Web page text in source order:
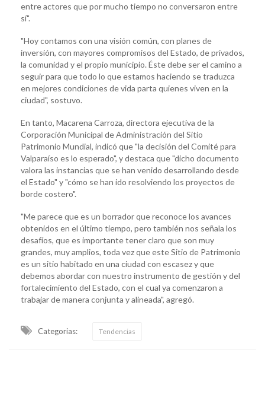
entre actores que por mucho tiempo no conversaron entre
sí".
"Hoy contamos con una visión común, con planes de
inversión, con mayores compromisos del Estado, de privados,
la comunidad y el propio municipio. Éste debe ser el camino a
seguir para que todo lo que estamos haciendo se traduzca
en mejores condiciones de vida parta quienes viven en la
ciudad", sostuvo.
En tanto, Macarena Carroza, directora ejecutiva de la
Corporación Municipal de Administración del Sitio
Patrimonio Mundial, indicó que "la decisión del Comité para
Valparaíso es lo esperado", y destaca que "dicho documento
valora las instancias que se han venido desarrollando desde
el Estado" y "cómo se han ido resolviendo los proyectos de
borde costero".
"Me parece que es un borrador que reconoce los avances
obtenidos en el último tiempo, pero también nos señala los
desafíos, que es importante tener claro que son muy
grandes, muy amplios, toda vez que este Sitio de Patrimonio
es un sitio habitado en una ciudad con escasez y que
debemos abordar con nuestro instrumento de gestión y del
fortalecimiento del Estado, con el cual ya comenzaron a
trabajar de manera conjunta y alineada", agregó.
Categorias: Tendencias